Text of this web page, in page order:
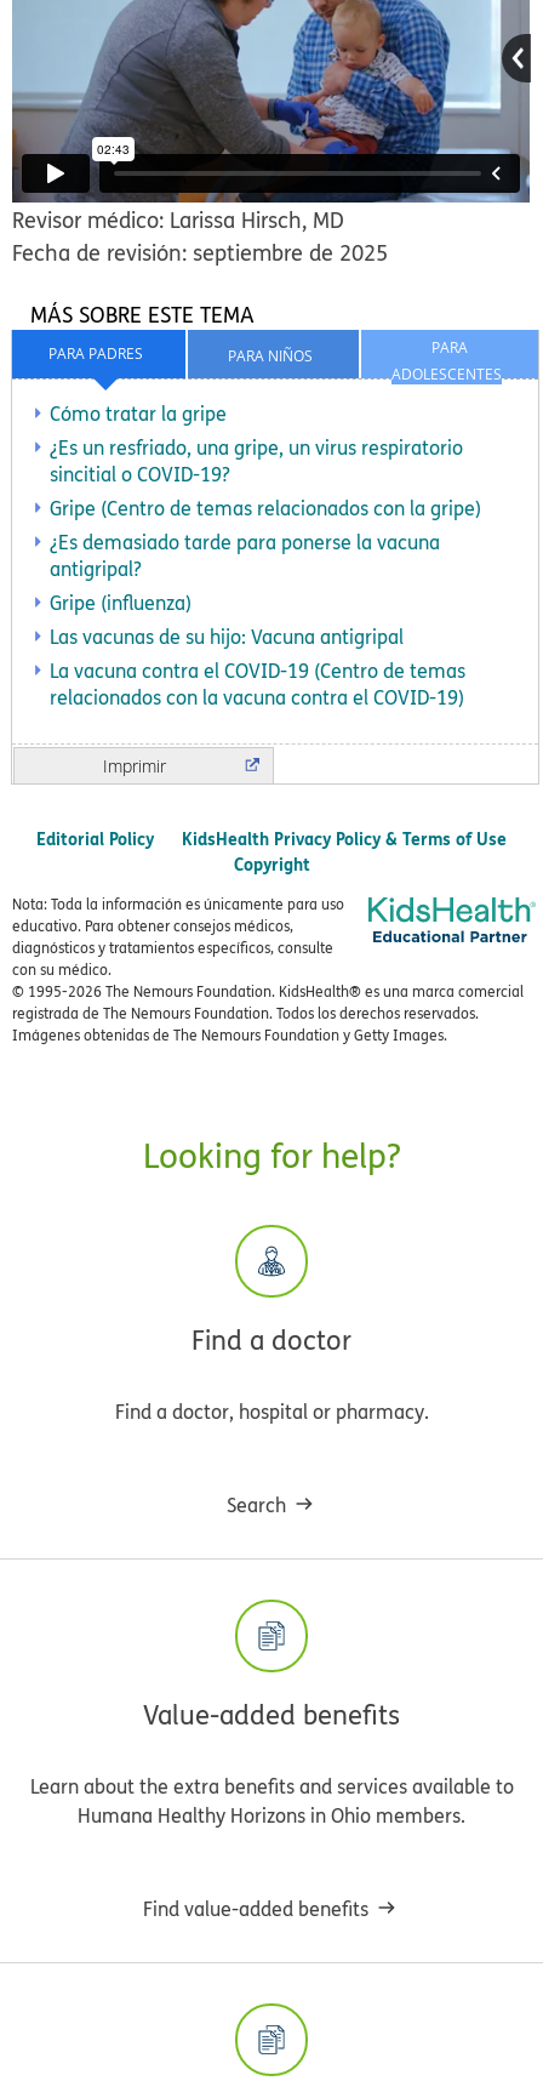
Revisor médico: Larissa Hirsch, MD
Fecha de revisión: septiembre de 2025
PARA
ADOLESCENTES
PARA NIÑOS
PARA PADRES
MÁS SOBRE ESTE TEMA
Cómo tratar la gripe
¿Es un resfriado, una gripe, un virus respiratorio
sincitial o COVID-19?
Gripe (Centro de temas relacionados con la gripe)
¿Es demasiado tarde para ponerse la vacuna
antigripal?
Gripe (influenza)
Las vacunas de su hijo: Vacuna antigripal
La vacuna contra el COVID-19 (Centro de temas
relacionados con la vacuna contra el COVID-19)
Imprimir
Editorial Policy
KidsHealth Privacy Policy & Terms of Use
Copyright
Nota: Toda la información es únicamente para uso
educativo. Para obtener consejos médicos,
diagnósticos y tratamientos específicos, consulte
con su médico.
© 1995-2026 The Nemours Foundation. KidsHealth® es una marca comercial
registrada de The Nemours Foundation. Todos los derechos reservados.
Imágenes obtenidas de The Nemours Foundation y Getty Images.
Looking for help?
Find a doctor
Find a doctor, hospital or pharmacy.
Search
Value-added benefits
Learn about the extra benefits and services available to
Humana Healthy Horizons in Ohio members.
Find value-added benefits